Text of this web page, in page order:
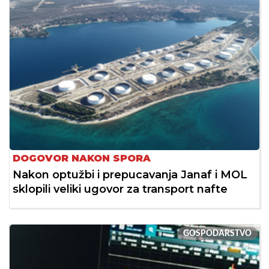
DOGOVOR NAKON SPORA
Nakon optužbi i prepucavanja Janaf i MOL
sklopili veliki ugovor za transport nafte
GOSPODARSTVO